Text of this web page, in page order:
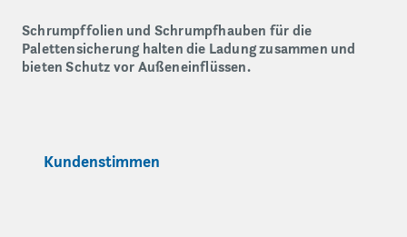
Schrumpffolien und Schrumpfhauben für die
Palettensicherung halten die Ladung zusammen und
bieten Schutz vor Außeneinflüssen.
Kundenstimmen